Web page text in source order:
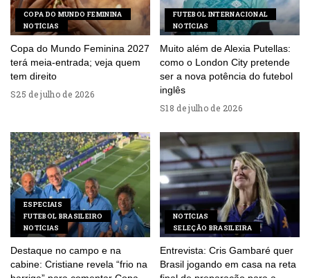
COPA DO MUNDO FEMININA
NOTÍCIAS
Copa do Mundo Feminina 2027
terá meia-entrada; veja quem
tem direito
25 de julho de 2026
FUTEBOL INTERNACIONAL
NOTÍCIAS
Muito além de Alexia Putellas:
como o London City pretende
ser a nova potência do futebol
inglês
18 de julho de 2026
ESPECIAIS
FUTEBOL BRASILEIRO
NOTÍCIAS
Destaque no campo e na
cabine: Cristiane revela “frio na
NOTÍCIAS
SELEÇÃO BRASILEIRA
Entrevista: Cris Gambaré quer
Brasil jogando em casa na reta